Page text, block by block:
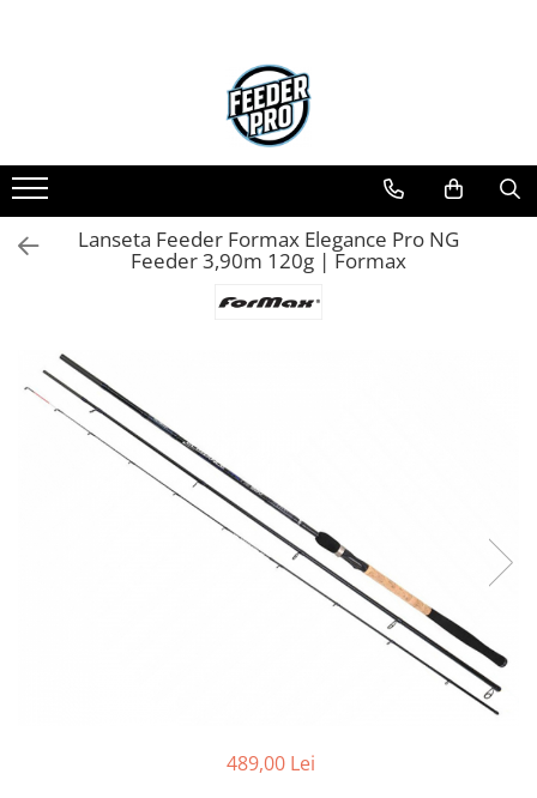
Lanseta Feeder Formax Elegance Pro NG
Feeder 3,90m 120g | Formax
489,00 Lei